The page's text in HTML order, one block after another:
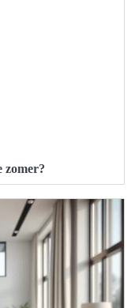
zomer?